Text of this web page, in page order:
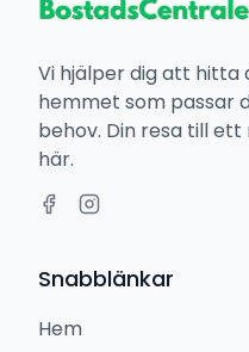
Vi hjälper dig att
hemmet som passar
behov. Din resa till
här.
Snabblänkar
Hem